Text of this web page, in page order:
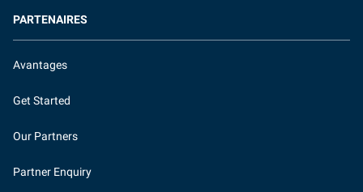
PARTENAIRES
Avantages
Get Started
Our Partners
Partner Enquiry